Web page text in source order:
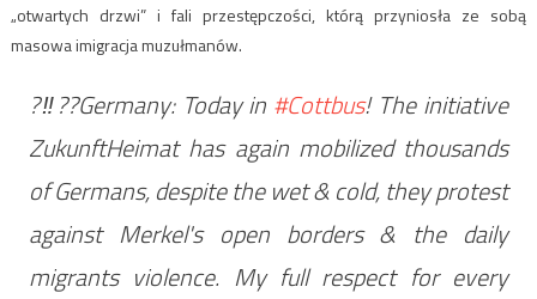
„otwartych drzwi” i fali przestępczości, którą przyniosła ze sobą
masowa imigracja muzułmanów.
?‼??Germany: Today in #Cottbus! The initiative
ZukunftHeimat has again mobilized thousands
of Germans, despite the wet & cold, they protest
against Merkel's open borders & the daily
migrants violence. My full respect for every